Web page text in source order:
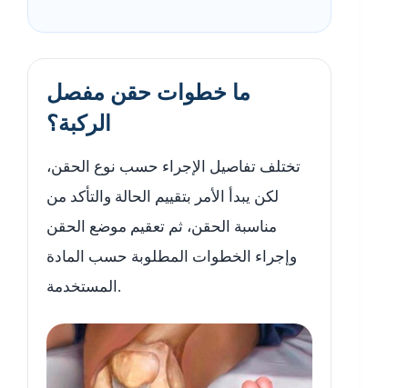
ما خطوات حقن مفصل
الركبة؟
تختلف تفاصيل الإجراء حسب نوع الحقن،
لكن يبدأ الأمر بتقييم الحالة والتأكد من
مناسبة الحقن، ثم تعقيم موضع الحقن
وإجراء الخطوات المطلوبة حسب المادة
المستخدمة.